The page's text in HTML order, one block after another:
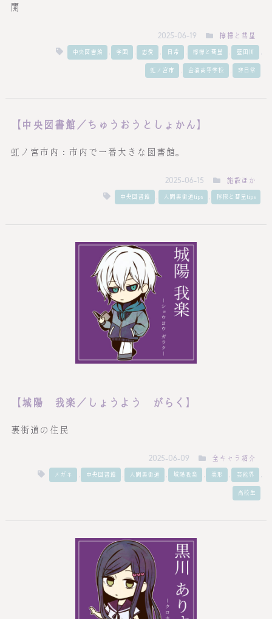
開
2025-06-19 檸檬と彗星
中央図書館 , 学園 , 恋愛 , 日常 , 檸檬と彗星 , 藍田川 ,
虹ノ宮市 , 金清高等学校 , 非日常
【中央図書館／ちゅうおうとしょかん】
虹ノ宮市内：市内で一番大きな図書館。
2025-06-15 施設ほか
中央図書館 , 人間裏街道tips , 檸檬と彗星tips
【城陽 我楽／しょうよう がらく】
裏街道の住民
2025-06-09 全キャラ紹介
メガネ , 中央図書館 , 人間裏街道 , 城陽我楽 , 美形 , 芸能界 ,
高校生